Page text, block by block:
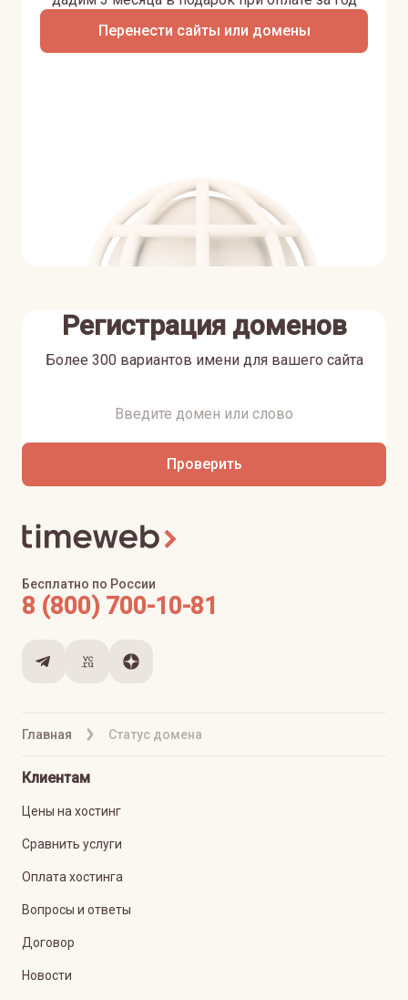
Перенести сайты или домены
Регистрация доменов
Более 300 вариантов имени для вашего сайта
Проверить
Главная Статус домена
Бесплатно по России
8 (800) 700-10-81
Клиентам
Цены на хостинг
Сравнить услуги
Оплата хостинга
Вопросы и ответы
Договор
Новости